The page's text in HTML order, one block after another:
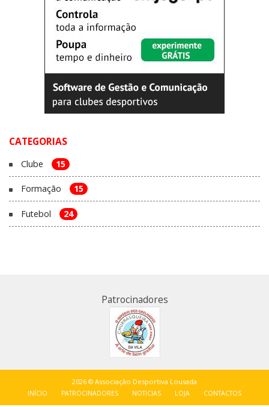
CATEGORIAS
Clube 15
Formação 15
Futebol 24
Patrocinadores
2026 © Associação Desportiva Lousada
INÍCIO PATROCINADORES NOTICIAS LOJA CONTACTOS